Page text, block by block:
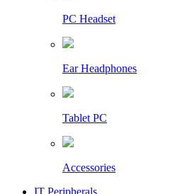
PC Headset
Ear Headphones
Tablet PC
Accessories